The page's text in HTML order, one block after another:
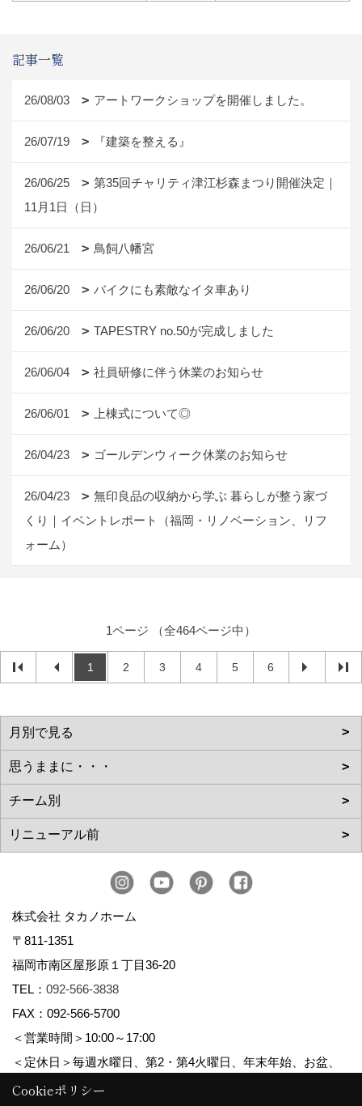
記事一覧
26/08/03 アートワークショップを開催しました。
26/07/19 『建築を整える』
26/06/25
第35回チャリティ津江杉森まつり開催決定｜
11月1日（日）
26/06/21 鳥飼八幡宮
26/06/20 バイクにも素敵なイタ車あり
26/06/20 TAPESTRY no.50が完成しました
26/06/04 社員研修に伴う休業のお知らせ
26/06/01 上棟式について◎
26/04/23 ゴールデンウィーク休業のお知らせ
26/04/23
無印良品の収納から学ぶ 暮らしが整う家づ
くり｜イベントレポート（福岡・リノベーション、リフ
ォーム）
1ページ （全464ページ中）
1 2 3 4 5 6
株式会社 タカノホーム
〒811-1351
福岡市南区屋形原１丁目36-20
TEL： 092-566-3838
FAX：092-566-5700
＜営業時間＞10:00～17:00
＜定休日＞毎週水曜日、第2・第4火曜日、年末年始、お盆、
ゴールデンウィーク、夏季休暇
Cookieポリシー